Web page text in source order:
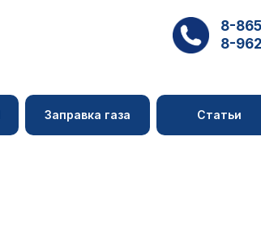
Заправка газа Статьи
8-
8-